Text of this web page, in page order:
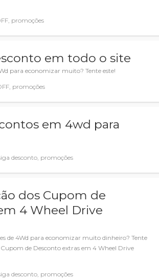
promoções
em todo o site
para economizar muito? Tente este!
promoções
em 4wd para
desconto, promoções
dos Cupom de
4 Wheel Drive
de 4Wd para economizar muito dinheiro? Tente
de Desconto extras em 4 Wheel Drive
desconto, promoções